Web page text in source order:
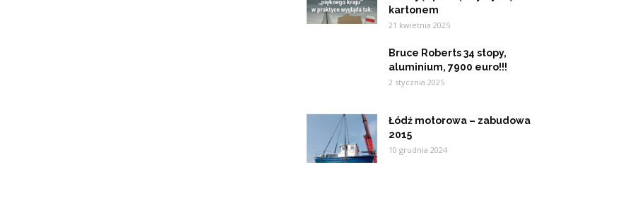
kartonem
21 kwietnia 2025
Bruce Roberts 34 stopy,
aluminium, 7900 euro!!!
2 stycznia 2025
Łódź motorowa – zabudowa
2015
10 grudnia 2024